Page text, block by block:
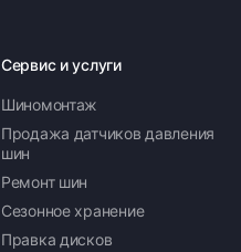
Сервис и услуги
Шиномонтаж
Продажа датчиков давления
шин
Ремонт шин
Сезонное хранение
Правка дисков